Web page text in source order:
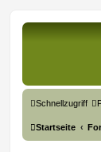
Schnellzugriff
Startseite